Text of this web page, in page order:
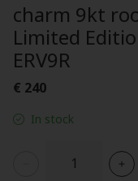
charm 9kt
Limited
ERV9R
€ 240
In stock